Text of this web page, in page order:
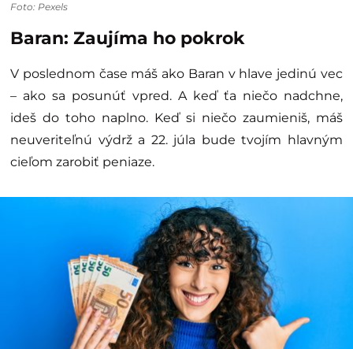
Foto: Pexels
Baran: Zaujíma ho pokrok
V poslednom čase máš ako Baran v hlave jedinú vec
– ako sa posunúť vpred. A keď ťa niečo nadchne,
ideš do toho naplno. Keď si niečo zaumieniš, máš
neuveriteľnú výdrž a 22. júla bude tvojím hlavným
cieľom zarobiť peniaze.